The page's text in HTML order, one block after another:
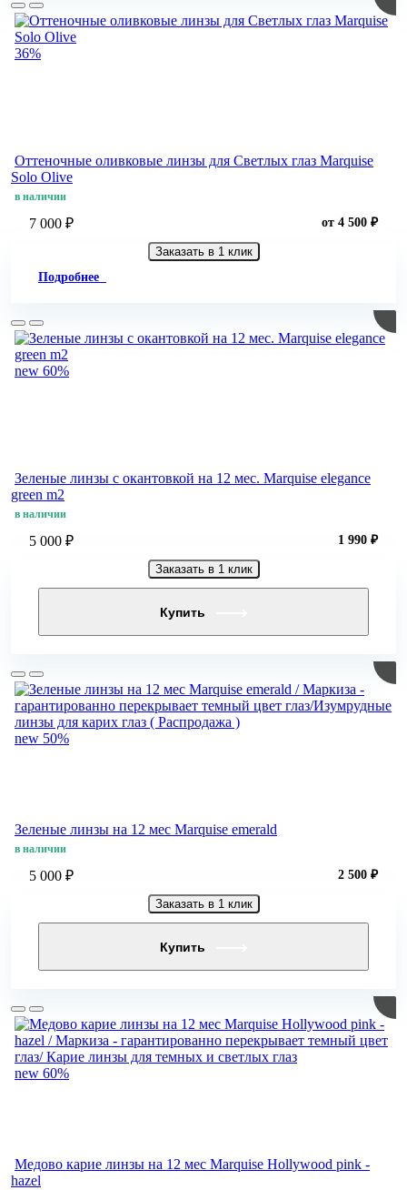
36%
Оттеночные оливковые линзы для Светлых глаз Marquise
Solo Olive
в наличии
7 000 ₽ от 4 500 ₽
Заказать в 1 клик
Подробнее
new 60%
Зеленые линзы c окантовкой на 12 мес. Marquise elegance
green m2
в наличии
5 000 ₽ 1 990 ₽
Заказать в 1 клик
new 50%
Зеленые линзы на 12 мес Marquise emerald
в наличии
5 000 ₽ 2 500 ₽
Заказать в 1 клик
new 60%
Медово карие линзы на 12 мес Marquise Hollywood pink -
hazel